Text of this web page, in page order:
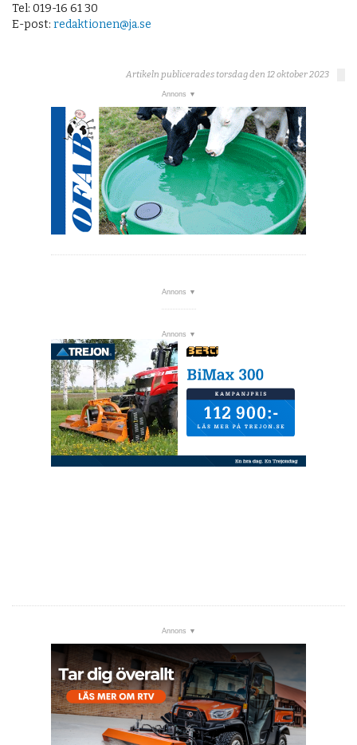
Tel: 019-16 61 30
E-post: redaktionen@ja.se
Artikeln publicerades torsdag den 12 oktober 2023